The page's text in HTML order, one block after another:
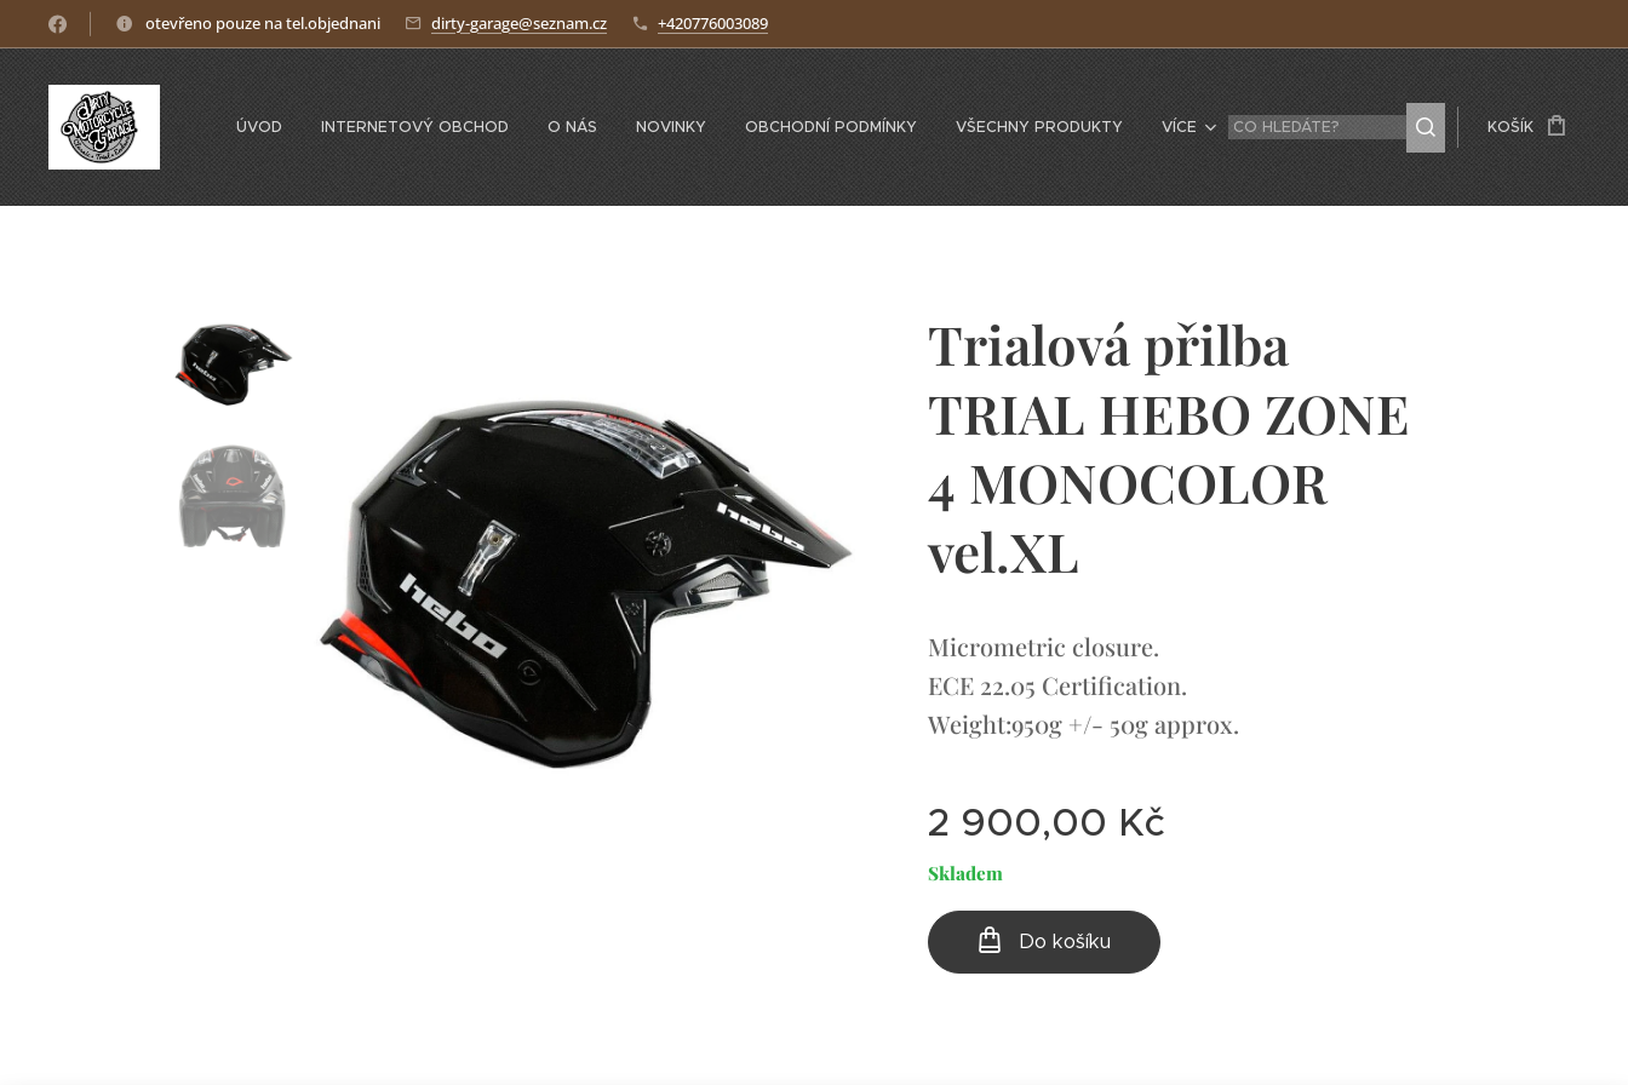
otevřeno pouze na tel.objednani dirty-garage@seznam.cz +420776003089
ÚVOD INTERNETOVÝ OBCHOD O NÁS NOVINKY OBCHODNÍ PODMÍNKY VŠECHNY PRODUKTY VÍCE KOŠÍK
Trialová přilba
TRIAL HEBO ZONE
4 MONOCOLOR
vel.XL
Micrometric closure.
ECE 22.05 Certification.
Weight:950g +/- 50g approx.
2 900,00 Kč
Skladem
Do košíku